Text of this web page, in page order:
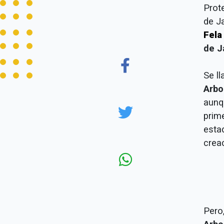
de
de
Se